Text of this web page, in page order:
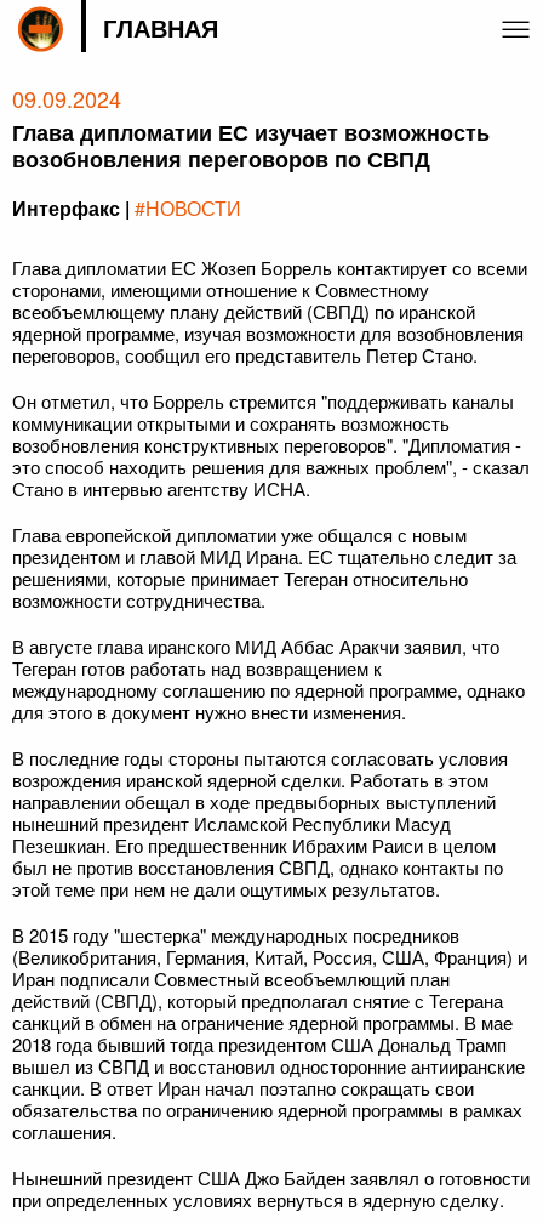
ГЛАВНАЯ
09.09.2024
Глава дипломатии ЕС изучает возможность
возобновления переговоров по СВПД
Интерфакс | #НОВОСТИ
Глава дипломатии ЕС Жозеп Боррель контактирует со всеми
сторонами, имеющими отношение к Совместному
всеобъемлющему плану действий (СВПД) по иранской
ядерной программе, изучая возможности для возобновления
переговоров, сообщил его представитель Петер Стано.
Он отметил, что Боррель стремится "поддерживать каналы
коммуникации открытыми и сохранять возможность
возобновления конструктивных переговоров". "Дипломатия -
это способ находить решения для важных проблем", - сказал
Стано в интервью агентству ИСНА.
Глава европейской дипломатии уже общался с новым
президентом и главой МИД Ирана. ЕС тщательно следит за
решениями, которые принимает Тегеран относительно
возможности сотрудничества.
В августе глава иранского МИД Аббас Аракчи заявил, что
Тегеран готов работать над возвращением к
международному соглашению по ядерной программе, однако
для этого в документ нужно внести изменения.
В последние годы стороны пытаются согласовать условия
возрождения иранской ядерной сделки. Работать в этом
направлении обещал в ходе предвыборных выступлений
нынешний президент Исламской Республики Масуд
Пезешкиан. Его предшественник Ибрахим Раиси в целом
был не против восстановления СВПД, однако контакты по
этой теме при нем не дали ощутимых результатов.
В 2015 году "шестерка" международных посредников
(Великобритания, Германия, Китай, Россия, США, Франция) и
Иран подписали Совместный всеобъемлющий план
действий (СВПД), который предполагал снятие с Тегерана
санкций в обмен на ограничение ядерной программы. В мае
2018 года бывший тогда президентом США Дональд Трамп
вышел из СВПД и восстановил односторонние антииранские
санкции. В ответ Иран начал поэтапно сокращать свои
обязательства по ограничению ядерной программы в рамках
соглашения.
Нынешний президент США Джо Байден заявлял о готовности
при определенных условиях вернуться в ядерную сделку.